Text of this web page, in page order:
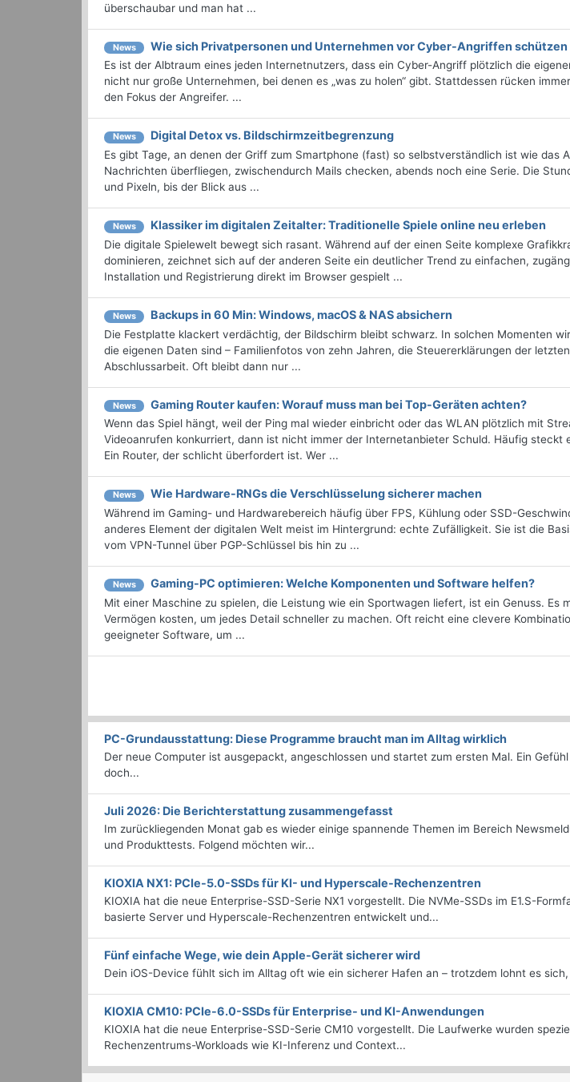
überschaubar und man hat ...
News Wie sich Privatpersonen und Unternehmen vor Cyber-Angriffen schützen
Es ist der Albtraum eines jeden Internetnutzers, dass ein Cyber-Angriff plötzlich die
nicht nur große Unternehmen, bei denen es „was zu holen“ gibt. Stattdessen rücken
den Fokus der Angreifer. ...
News Digital Detox vs. Bildschirmzeitbegrenzung
Es gibt Tage, an denen der Griff zum Smartphone (fast) so selbstverständlich ist wie das
Nachrichten überfliegen, zwischendurch Mails checken, abends noch eine Serie. Die
und Pixeln, bis der Blick aus ...
News Klassiker im digitalen Zeitalter: Traditionelle Spiele online neu erleben
Die digitale Spielewelt bewegt sich rasant. Während auf der einen Seite komplexe
dominieren, zeichnet sich auf der anderen Seite ein deutlicher Trend zu einfachen,
Installation und Registrierung direkt im Browser gespielt ...
News Backups in 60 Min: Windows, macOS & NAS absichern
Die Festplatte klackert verdächtig, der Bildschirm bleibt schwarz. In solchen Momenten
die eigenen Daten sind – Familienfotos von zehn Jahren, die Steuererklärungen der
Abschlussarbeit. Oft bleibt dann nur ...
News Gaming Router kaufen: Worauf muss man bei Top-Geräten achten?
Wenn das Spiel hängt, weil der Ping mal wieder einbricht oder das WLAN plötzlich mit
Videoanrufen konkurriert, dann ist nicht immer der Internetanbieter Schuld. Häufig steckt
Ein Router, der schlicht überfordert ist. Wer ...
News Wie Hardware-RNGs die Verschlüsselung sicherer machen
Während im Gaming- und Hardwarebereich häufig über FPS, Kühlung oder SSD-
anderes Element der digitalen Welt meist im Hintergrund: echte Zufälligkeit. Sie ist die
vom VPN-Tunnel über PGP-Schlüssel bis hin zu ...
News Gaming-PC optimieren: Welche Komponenten und Software helfen?
Mit einer Maschine zu spielen, die Leistung wie ein Sportwagen liefert, ist ein Genuss. Es
Vermögen kosten, um jedes Detail schneller zu machen. Oft reicht eine clevere
geeigneter Software, um ...
PC-Grundausstattung: Diese Programme braucht man im Alltag wirklich
Der neue Computer ist ausgepackt, angeschlossen und startet zum ersten Mal. Ein
doch...
Juli 2026: Die Bericht­erstattung zusammengefasst
Im zurückliegenden Monat gab es wieder einige spannende Themen im Bereich
und Produkttests. Folgend möchten wir...
KIOXIA NX1: PCIe-5.0-SSDs für KI- und Hyperscale-Rechenzentren
KIOXIA hat die neue Enterprise-SSD-Serie NX1 vorgestellt. Die NVMe-SSDs im E1.S-
basierte Server und Hyperscale-Rechenzentren entwickelt und...
Fünf einfache Wege, wie dein Apple-Gerät sicherer wird
Dein iOS-Device fühlt sich im Alltag oft wie ein sicherer Hafen an – trotzdem lohnt es
KIOXIA CM10: PCIe-6.0-SSDs für Enterprise- und KI-Anwendungen
KIOXIA hat die neue Enterprise-SSD-Serie CM10 vorgestellt. Die Laufwerke wurden
Rechenzentrums-Workloads wie KI-Inferenz und Context...